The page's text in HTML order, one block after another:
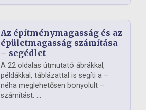
Az építménymagasság és az
épületmagasság számítása
– segédlet
A 22 oldalas útmutató ábrákkal,
példákkal, táblázattal is segíti a –
néha meglehetősen bonyolult –
számítást. ...